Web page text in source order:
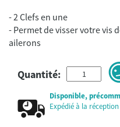
- 2 Clefs en une
- Permet de visser votre vis
Quantité:
Disponible,
Expédié à la